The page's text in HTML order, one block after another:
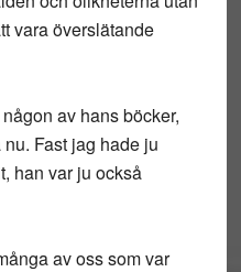
vara överslätande
av hans böcker,
Fast jag hade ju
han var ju också
av oss som var